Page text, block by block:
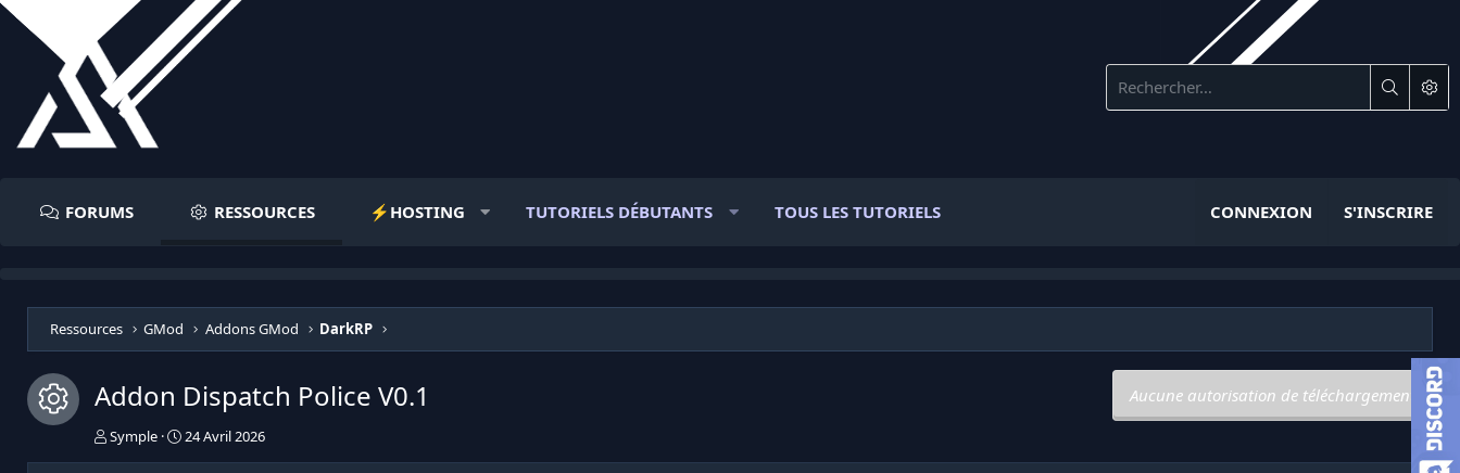
FORUMS RESSOURCES ⚡️HOSTING TUTORIELS DÉBUTANTS TOUS LES TUTORIELS CONNEXION S'INSCRIRE
Ressources GMod Addons GMod DarkRP
Icône de ressource
Addon Dispatch Police V0.1 Aucune autorisation de téléchargement
A
Symple
D
24 Avril 2026